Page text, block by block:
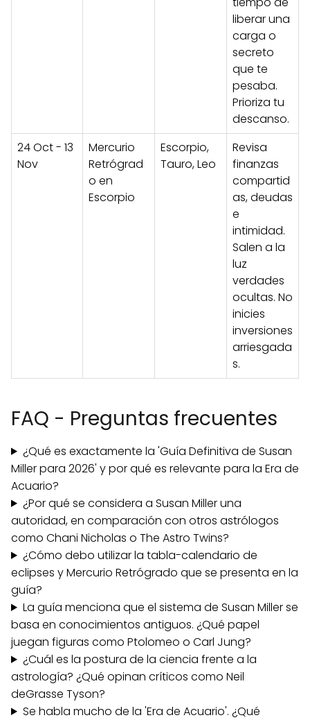
liberar una
carga o
secreto
que te
pesaba.
Prioriza tu
descanso.
24 Oct - 13
Nov
Mercurio
Retrógrad
o en
Escorpio
Escorpio,
Tauro, Leo
Revisa
finanzas
compartid
as, deudas
e
intimidad.
Salen a la
luz
verdades
ocultas. No
inicies
inversiones
arriesgada
s.
FAQ - Preguntas frecuentes
¿Qué es exactamente la 'Guía Definitiva de Susan
Miller para 2026' y por qué es relevante para la Era de
Acuario?
¿Por qué se considera a Susan Miller una
autoridad, en comparación con otros astrólogos
como Chani Nicholas o The Astro Twins?
¿Cómo debo utilizar la tabla-calendario de
eclipses y Mercurio Retrógrado que se presenta en la
guía?
La guía menciona que el sistema de Susan Miller se
basa en conocimientos antiguos. ¿Qué papel
juegan figuras como Ptolomeo o Carl Jung?
¿Cuál es la postura de la ciencia frente a la
astrología? ¿Qué opinan críticos como Neil
deGrasse Tyson?
Se habla mucho de la 'Era de Acuario'. ¿Qué